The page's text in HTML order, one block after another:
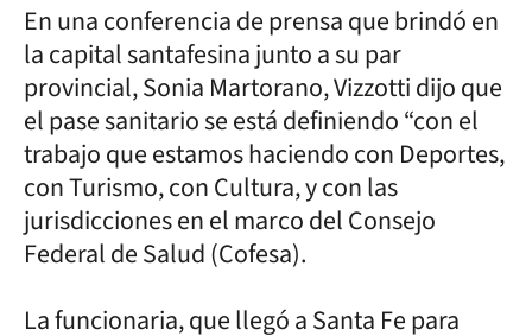
En una conferencia de prensa que brindó en
la capital santafesina junto a su par
provincial, Sonia Martorano, Vizzotti dijo que
el pase sanitario se está definiendo “con el
trabajo que estamos haciendo con Deportes,
con Turismo, con Cultura, y con las
jurisdicciones en el marco del Consejo
Federal de Salud (Cofesa).
La funcionaria, que llegó a Santa Fe para